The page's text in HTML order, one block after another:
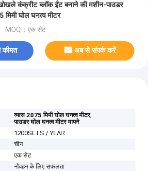
कंक्रीट ब्लॉक ईंट बनाने की मशीन-पाउडर
मिमी घोल घनत्व मीटर
MOQ：एक सेट
कीमत अब से संपर्क करें
व्यास 2075 मिमी घोल घनत्व मीटर,
पाउडर घोल घनत्व मीटर मापने
1200SETS / YEAR
चीन
एक सेट
नौवहन के लिए सफलता